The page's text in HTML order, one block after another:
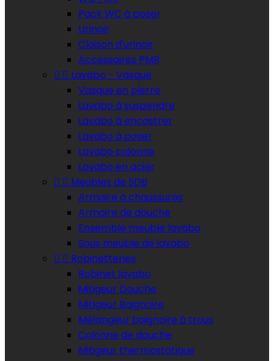
Pack WC à poser
Urinoir
Cloison d'urinoir
Accessoires PMR
  Lavabo - Vasque
Vasque en pierre
Lavabo à suspendre
Lavabo à encastrer
Lavabo à poser
Lavabo colonne
Lavabo en acier
  Meubles de SDB
Armoire à chaussures
Armoire de douche
Ensemble meuble lavabo
Sous meuble de lavabo
  Robinetteries
Robinet lavabo
Mitigeur Douche
Mitigeur Baignoire
Mélangeur baignoire à trous
Colonne de douche
Mitigeur thermostatique